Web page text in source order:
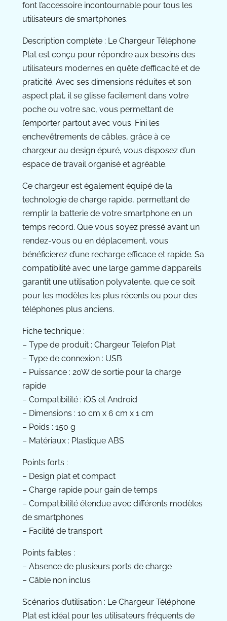
font l’accessoire incontournable pour tous les
utilisateurs de smartphones.
Description complète : Le Chargeur Téléphone
Plat est conçu pour répondre aux besoins des
utilisateurs modernes en quête d’efficacité et de
praticité. Avec ses dimensions réduites et son
aspect plat, il se glisse facilement dans votre
poche ou votre sac, vous permettant de
l’emporter partout avec vous. Fini les
enchevêtrements de câbles, grâce à ce
chargeur au design épuré, vous disposez d’un
espace de travail organisé et agréable.
Ce chargeur est également équipé de la
technologie de charge rapide, permettant de
remplir la batterie de votre smartphone en un
temps record. Que vous soyez pressé avant un
rendez-vous ou en déplacement, vous
bénéficierez d’une recharge efficace et rapide. Sa
compatibilité avec une large gamme d’appareils
garantit une utilisation polyvalente, que ce soit
pour les modèles les plus récents ou pour des
téléphones plus anciens.
Fiche technique :
– Type de produit : Chargeur Telefon Plat
– Type de connexion : USB
– Puissance : 20W de sortie pour la charge
rapide
– Compatibilité : iOS et Android
– Dimensions : 10 cm x 6 cm x 1 cm
– Poids : 150 g
– Matériaux : Plastique ABS
Points forts :
– Design plat et compact
– Charge rapide pour gain de temps
– Compatibilité étendue avec différents modèles
de smartphones
– Facilité de transport
Points faibles :
– Absence de plusieurs ports de charge
– Câble non inclus
Scénarios d’utilisation : Le Chargeur Téléphone
Plat est idéal pour les utilisateurs fréquents de